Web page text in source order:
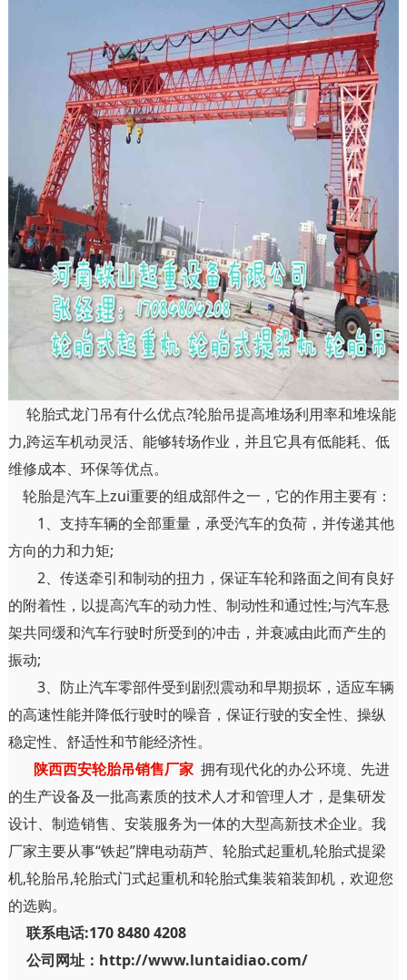
轮胎式龙门吊有什么优点?轮胎吊提高堆场利用率和堆垛能
力,跨运车机动灵活、能够转场作业，并且它具有低能耗、低
维修成本、环保等优点。
轮胎是汽车上zui重要的组成部件之一，它的作用主要有：
1、支持车辆的全部重量，承受汽车的负荷，并传递其他
方向的力和力矩;
2、传送牵引和制动的扭力，保证车轮和路面之间有良好
的附着性，以提高汽车的动力性、制动性和通过性;与汽车悬
架共同缓和汽车行驶时所受到的冲击，并衰减由此而产生的
振动;
3、防止汽车零部件受到剧烈震动和早期损坏，适应车辆
的高速性能并降低行驶时的噪音，保证行驶的安全性、操纵
稳定性、舒适性和节能经济性。
陕西西安轮胎吊销售厂家 拥有现代化的办公环境、先进
的生产设备及一批高素质的技术人才和管理人才，是集研发
设计、制造销售、安装服务为一体的大型高新技术企业。我
厂家主要从事“铁起”牌电动葫芦、轮胎式起重机,轮胎式提梁
机,轮胎吊,轮胎式门式起重机和轮胎式集装箱装卸机，欢迎您
的选购。
联系电话:170 8480 4208
公司网址：http://www.luntaidiao.com/